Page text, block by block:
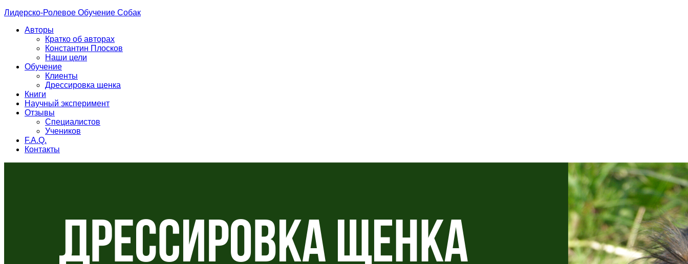
Лидерско-Ролевое Обучение Собак
Авторы
Кратко об авторах
Константин Плосков
Наши цели
Обучение
Клиенты
Дрессировка щенка
Книги
Научный эксперимент
Отзывы
Специалистов
Учеников
F.A.Q.
Контакты